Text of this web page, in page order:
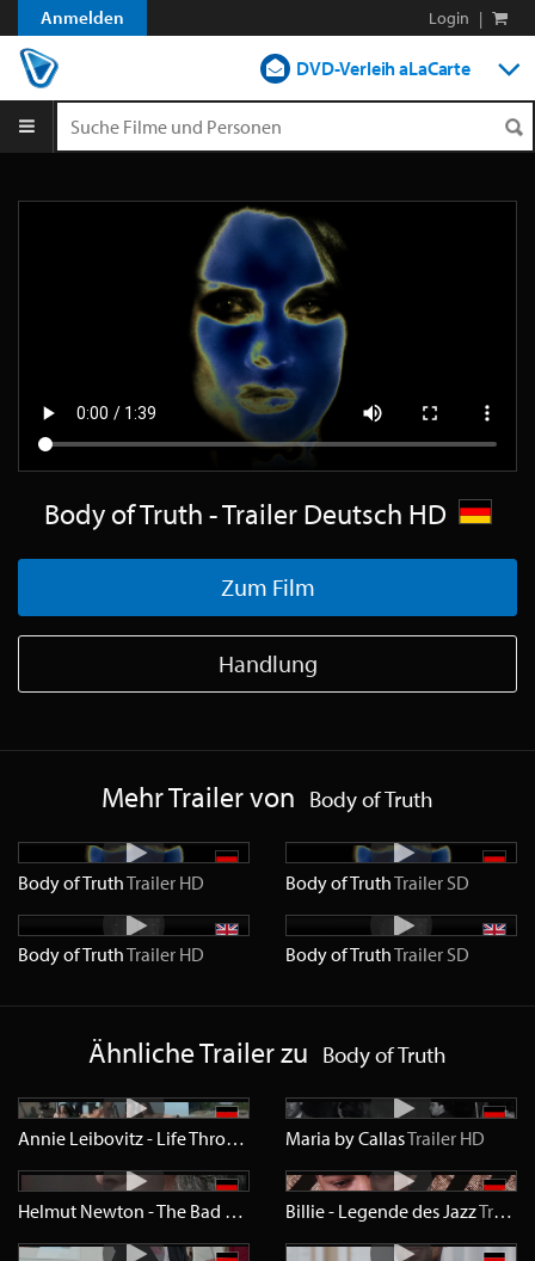
Anmelden Login |
DVD-Verleih aLaCarte
Shop
Blog
Body of Truth - Trailer Deutsch HD
Zum Film
Handlung
Mehr Trailer von Body of Truth
Body of TruthTrailer HD Body of TruthTrailer SD
Body of TruthTrailer HD Body of TruthTrailer SD
Ähnliche Trailer zu Body of Truth
Annie Leibovitz - Life Through a Lense TrailerSD
Maria by CallasTrailer HD
Helmut Newton - The Bad and the Beautiful TrailerHD
Billie - Legende des JazzTrailer